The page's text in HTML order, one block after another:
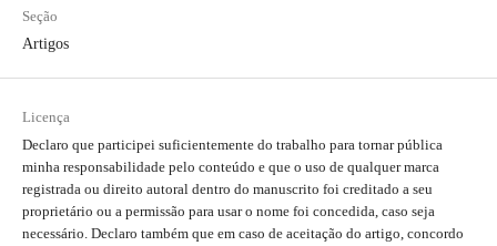
Seção
Artigos
Licença
Declaro que participei suficientemente do trabalho para tornar pública
minha responsabilidade pelo conteúdo e que o uso de qualquer marca
registrada ou direito autoral dentro do manuscrito foi creditado a seu
proprietário ou a permissão para usar o nome foi concedida, caso seja
necessário. Declaro também que em caso de aceitação do artigo, concordo